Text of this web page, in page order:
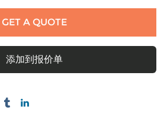
GET A QUOTE
添加到报价单